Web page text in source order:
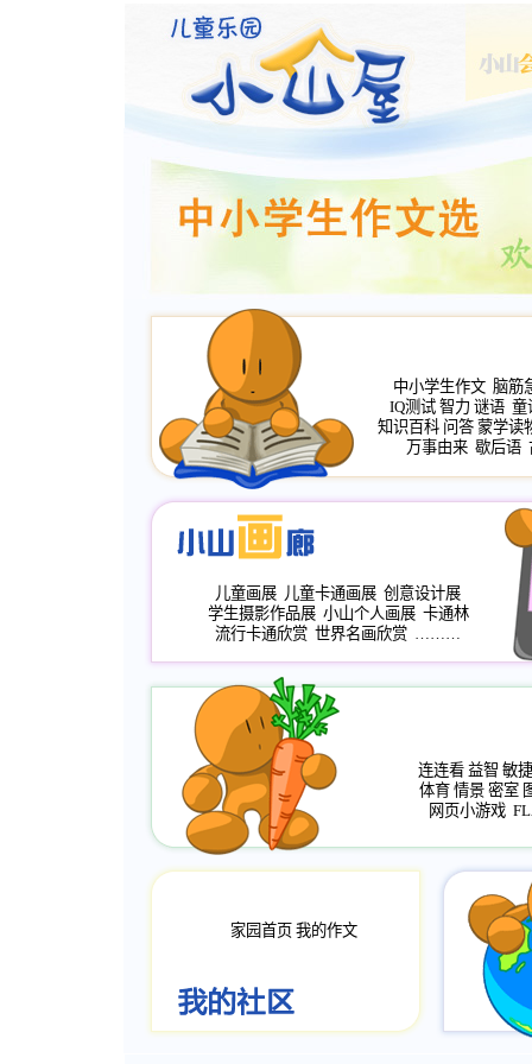
中小学生作文 脑筋
IQ测试 智力 谜语 童
知识百科 问答 蒙学读
万事由来 歇后语
儿童画展 儿童卡通画展 创意设计展
学生摄影作品展 小山个人画展 卡通林
流行卡通欣赏 世界名画欣赏 ………
连连看 益智 敏捷
体育 情景 密室
网页小游戏
家园首页 我的作文